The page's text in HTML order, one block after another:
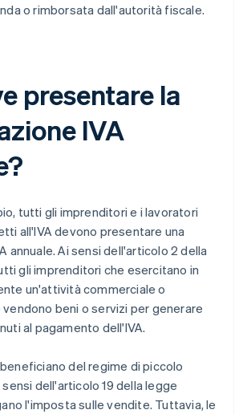
o rimborsata dall'autorità fiscale.
presentare la
IVA
tutti gli imprenditori e i lavoratori
all'IVA devono presentare una
annuale. Ai sensi dell'articolo 2 della
gli imprenditori che esercitano in
un'attività commerciale o
beni o servizi per generare
al pagamento dell'IVA.
del regime di piccolo
dell'articolo 19 della legge
l'imposta sulle vendite. Tuttavia, le